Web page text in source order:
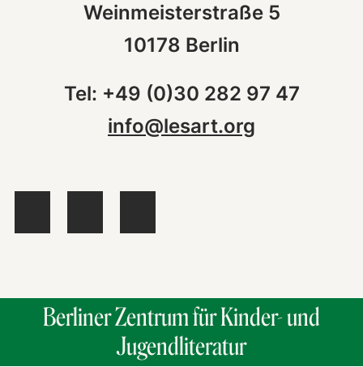
Weinmeisterstraße 5
10178 Berlin
Tel: +49 (0)30 282 97 47
info@lesart.org
Berliner Zentrum für Kinder- und
Jugendliteratur